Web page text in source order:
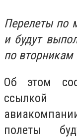
Перелеты по
и будут
по вторникам
Об этом
ссылкой
полеты